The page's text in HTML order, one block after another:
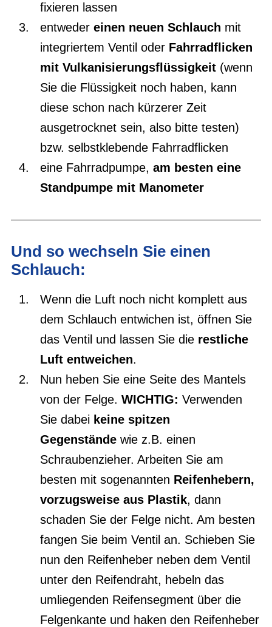
fixieren lassen
entweder einen neuen Schlauch mit
integriertem Ventil oder Fahrradflicken
mit Vulkanisierungsflüssigkeit (wenn
Sie die Flüssigkeit noch haben, kann
diese schon nach kürzerer Zeit
ausgetrocknet sein, also bitte testen)
bzw. selbstklebende Fahrradflicken
eine Fahrradpumpe, am besten eine
Standpumpe mit Manometer
Und so wechseln Sie einen
Schlauch:
Wenn die Luft noch nicht komplett aus
dem Schlauch entwichen ist, öffnen Sie
das Ventil und lassen Sie die restliche
Luft entweichen.
Nun heben Sie eine Seite des Mantels
von der Felge. WICHTIG: Verwenden
Sie dabei keine spitzen
Gegenstände wie z.B. einen
Schraubenzieher. Arbeiten Sie am
besten mit sogenannten Reifenhebern,
vorzugsweise aus Plastik, dann
schaden Sie der Felge nicht. Am besten
fangen Sie beim Ventil an. Schieben Sie
nun den Reifenheber neben dem Ventil
unter den Reifendraht, hebeln das
umliegenden Reifensegment über die
Felgenkante und haken den Reifenheber